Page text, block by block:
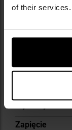
of their services.
Więcej
Kolor/kamuflaż
Zapięcie